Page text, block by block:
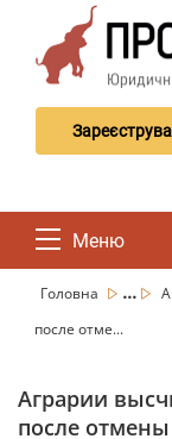
Меню
Головна ...
после отме...
Аграрии
после